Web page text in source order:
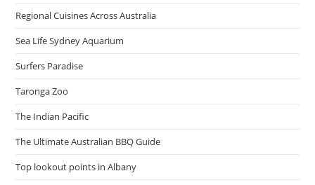
Regional Cuisines Across Australia
Sea Life Sydney Aquarium
Surfers Paradise
Taronga Zoo
The Indian Pacific
The Ultimate Australian BBQ Guide
Top lookout points in Albany